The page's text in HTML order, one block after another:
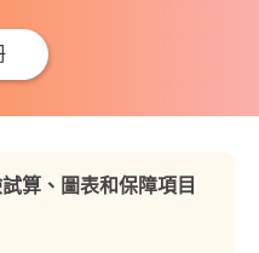
算、圖表和保障項目